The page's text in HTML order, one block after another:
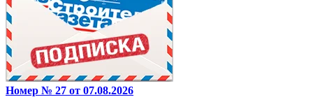
Номер № 27 от 07.08.2026